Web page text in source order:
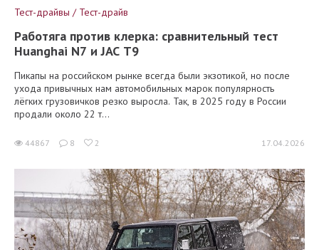
Тест-драйвы / Тест-драйв
Работяга против клерка: сравнительный тест
Huanghai N7 и JAC T9
Пикапы на российском рынке всегда были экзотикой, но после
ухода привычных нам автомобильных марок популярность
лёгких грузовичков резко выросла. Так, в 2025 году в России
продали около 22 т...
44867 8 2 17.04.2026